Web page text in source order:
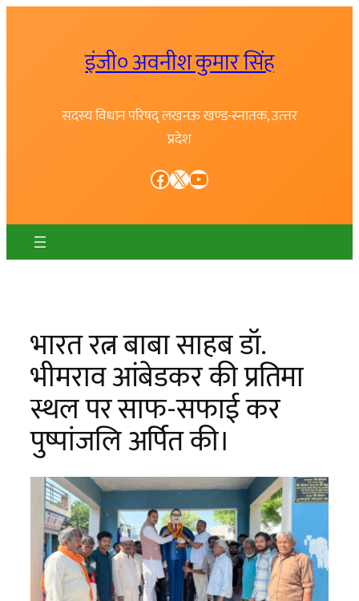
इंजी० अवनीश कुमार सिंह
सदस्य विधान परिषद् लखनऊ खण्ड-स्नातक, उत्त्तर
प्रदेश
Facebook X YouTube
भारत रत्न बाबा साहब डॉ.
भीमराव आंबेडकर की प्रतिमा
स्थल पर साफ-सफाई कर
पुष्पांजलि अर्पित की।